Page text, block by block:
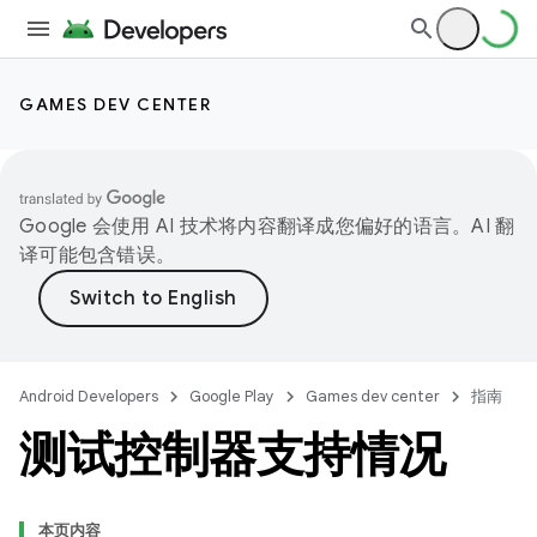
GAMES DEV CENTER
Google 会使用 AI 技术将内容翻译成您偏好的语言。AI 翻
译可能包含错误。
Android Developers Google Play Games dev center 指南
测试控制器支持情况
本页内容